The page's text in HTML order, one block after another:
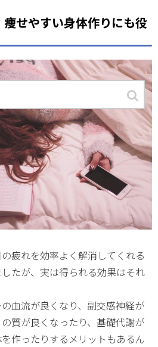
せやすい身体作りにも役
疲れを効率よく解消してくれる
たが、実は得られる効果はそれ
血流が良くなり、副交感神経が
質が良くなったり、基礎代謝が
作ったりするメリットもあるん